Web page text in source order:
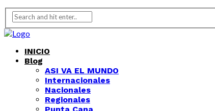
INICIO
Blog
ASI VA EL MUNDO
Internacionales
Nacionales
Regionales